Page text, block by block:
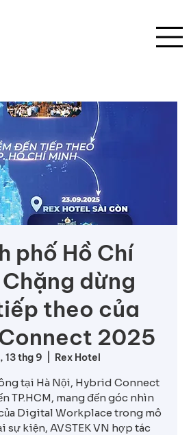
phố Hồ Chí
dừng
theo của
2025
13 thg 9 Rex Hotel
tại Hà Nội, Hybrid Connect
TP.HCM, mang đến góc nhìn
Digital Workplace trong mô
sự kiện, AVSTEK VN hợp tác